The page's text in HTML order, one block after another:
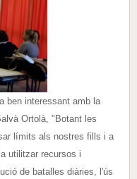
ben interessant amb la
Ortolà, "Botant les
límits als nostres fills i a
utilitzar recursos i
de batalles diàries, l'ús